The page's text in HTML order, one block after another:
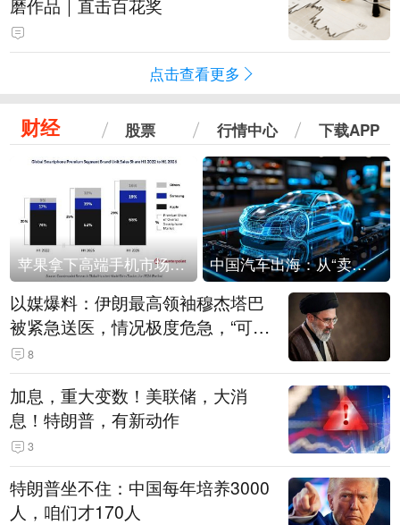
磨作品｜直击百花奖
点击查看更多
财经 股票 行情中心 下载APP
苹果拿下高端手机市场65%的份额：iPhone 17系列功不可没 中国汽车出海：从“卖出去”到“走进去”
以媒爆料：伊朗最高领袖穆杰塔巴
被紧急送医，情况极度危急，“可能
随时会死去”
8
加息，重大变数！美联储，大消
息！特朗普，有新动作
3
特朗普坐不住：中国每年培养3000
人，咱们才170人